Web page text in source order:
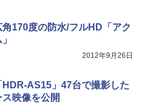
角170度の防水/フルHD「アク
2012年9月26日
HDR-AS15」47台で撮影した
映像を公開